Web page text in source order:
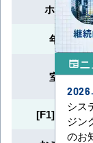
ホットス
年間冷房
室外静音
[F1]、[F2]
newspaper
シス
ジン
のお